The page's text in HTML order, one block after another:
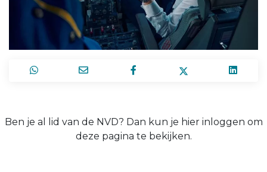
Ben je al lid van de NVD? Dan kun je hier inloggen om
deze pagina te bekijken.